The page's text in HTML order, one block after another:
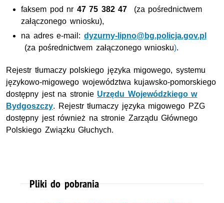
faksem pod nr 47 75 382 47 (za pośrednictwem
załączonego wniosku),
na adres e-mail: dyzurny-lipno@bg.policja.gov.pl
(za pośrednictwem załączonego wniosku).
Rejestr tłumaczy polskiego języka migowego, systemu
językowo-migowego województwa kujawsko-pomorskiego
dostępny jest na stronie Urzędu Wojewódzkiego w
Bydgoszczy. Rejestr tłumaczy języka migowego PZG
dostępny jest również na stronie Zarządu Głównego
Polskiego Związku Głuchych.
Pliki do pobrania